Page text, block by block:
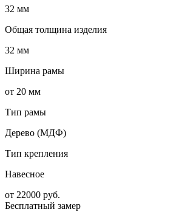
32 мм
Общая толщина изделия
32 мм
Ширина рамы
от 20 мм
Тип рамы
Дерево (МДФ)
Тип крепления
Навесное
от 22000 руб.
Бесплатный замер